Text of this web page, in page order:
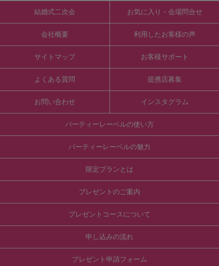
結婚式二次会
会社概要
サイトマップ
よくある質問
お問い合わせ
お気に入り・会場問合せ
利用したお客様の声
お客様サポート
提携店募集
インスタグラム
パーティーレーベルの使い方
パーティーレーベルの魅力
限定プランとは
プレゼントのご案内
プレゼントコースについて
申し込みの流れ
プレゼント申請フォーム